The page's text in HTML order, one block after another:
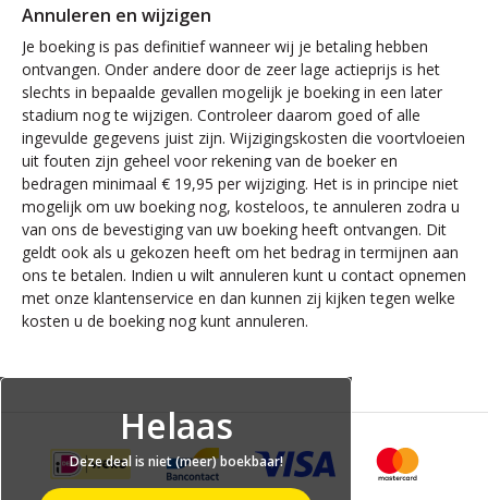
Annuleren en wijzigen
Je boeking is pas definitief wanneer wij je betaling hebben
ontvangen. Onder andere door de zeer lage actieprijs is het
slechts in bepaalde gevallen mogelijk je boeking in een later
stadium nog te wijzigen. Controleer daarom goed of alle
ingevulde gegevens juist zijn. Wijzigingskosten die voortvloeien
uit fouten zijn geheel voor rekening van de boeker en
bedragen minimaal € 19,95 per wijziging. Het is in principe niet
mogelijk om uw boeking nog, kosteloos, te annuleren zodra u
van ons de bevestiging van uw boeking heeft ontvangen. Dit
geldt ook als u gekozen heeft om het bedrag in termijnen aan
ons te betalen. Indien u wilt annuleren kunt u contact opnemen
met onze klantenservice en dan kunnen zij kijken tegen welke
kosten u de boeking nog kunt annuleren.
Helaas
Deze deal is niet (meer) boekbaar!